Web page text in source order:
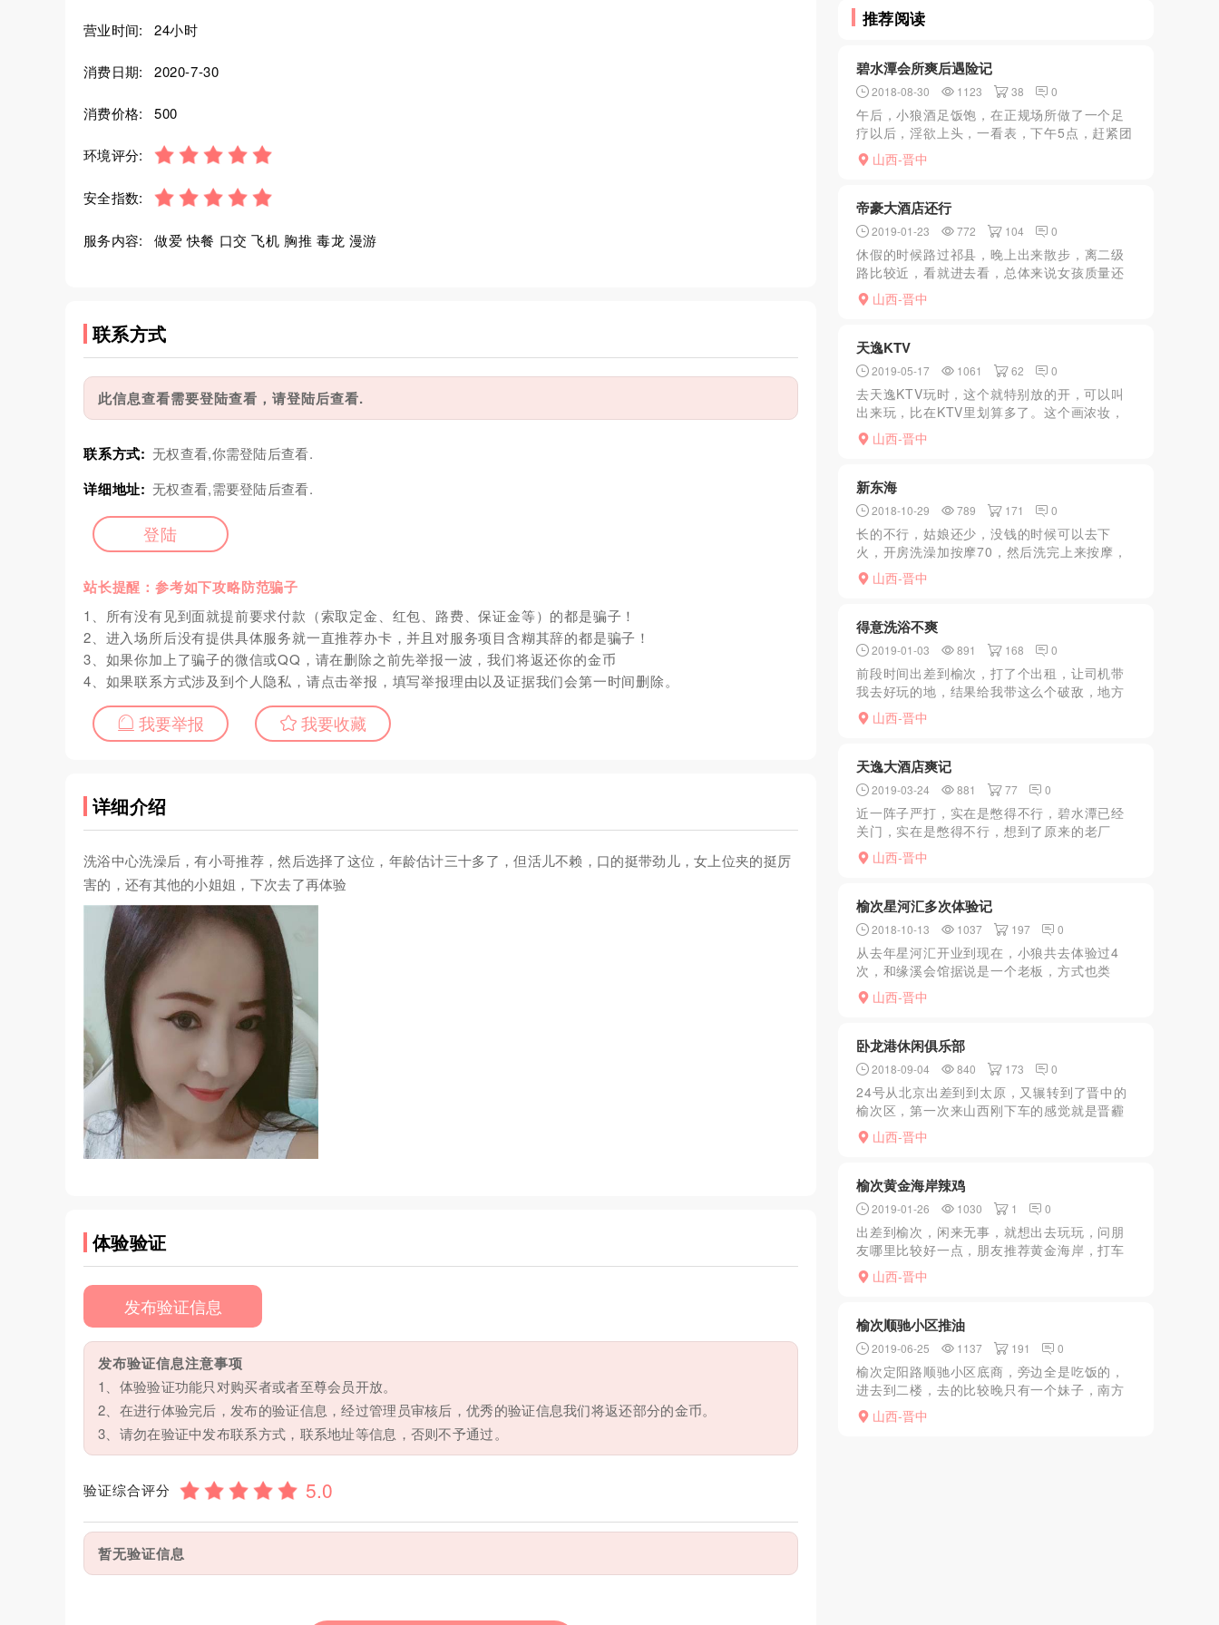
营业时间: 24小时
消费日期: 2020-7-30
消费价格: 500
环境评分:
安全指数:
服务内容: 做爱 快餐 口交 飞机 胸推 毒龙 漫游
联系方式
此信息查看需要登陆查看，请登陆后查看.
联系方式: 无权查看,你需登陆后查看.
详细地址: 无权查看,需要登陆后查看.
登陆
站长提醒：参考如下攻略防范骗子
1、所有没有见到面就提前要求付款（索取定金、红包、路费、保证金等）的都是骗子！
2、进入场所后没有提供具体服务就一直推荐办卡，并且对服务项目含糊其辞的都是骗子！
3、如果你加上了骗子的微信或QQ，请在删除之前先举报一波，我们将返还你的金币
4、如果联系方式涉及到个人隐私，请点击举报，填写举报理由以及证据我们会第一时间删除。
我要举报 我要收藏
详细介绍
洗浴中心洗澡后，有小哥推荐，然后选择了这位，年龄估计三十多了，但活儿不赖，口的挺带劲儿，女上位夹的挺厉
害的，还有其他的小姐姐，下次去了再体验
体验验证
发布验证信息
发布验证信息注意事项
1、体验验证功能只对购买者或者至尊会员开放。
2、在进行体验完后，发布的验证信息，经过管理员审核后，优秀的验证信息我们将返还部分的金币。
3、请勿在验证中发布联系方式，联系地址等信息，否则不予通过。
验证综合评分
暂无验证信息
推荐阅读
碧水潭会所爽后遇险记
2018-08-30 1123 38 0
午后，小狼酒足饭饱，在正规场所做了一个足
疗以后，淫欲上头，一看表，下午5点，赶紧团
购看看，结果一看这家碧水潭会所的套浴，根
据多年的操B经验，觉得有戏。小狼出去搞小
山西-晋中
帝豪大酒店还行
2019-01-23 772 104 0
休假的时候路过祁县，晚上出来散步，离二级
路比较近，看就进去看，总体来说女孩质量还
可以，高的地图可以找见，去了自己寻吧
山西-晋中
天逸KTV
2019-05-17 1061 62 0
去天逸KTV玩时，这个就特别放的开，可以叫
出来玩，比在KTV里划算多了。这个画浓妆，
素颜一般，但活特别好。特别照顾客人。一般
没客人就可以叫出来，比在KTV便宜多了。所
山西-晋中
新东海
2018-10-29 789 171 0
长的不行，姑娘还少，没钱的时候可以去下
火，开房洗澡加按摩70，然后洗完上来按摩，
按摩完可以问，有没有推油，就是长的老了
点，估计有35了，不过喜欢熟女的可以接受，
山西-晋中
得意洗浴不爽
2019-01-03 891 168 0
前段时间出差到榆次，打了个出租，让司机带
我去好玩的地，结果给我带这么个破敌，地方
破，设备破，XJ态度差，消费还贵，再也不去
了
山西-晋中
天逸大酒店爽记
2019-03-24 881 77 0
近一阵子严打，实在是憋得不行，碧水潭已经
关门，实在是憋得不行，想到了原来的老厂
子。本来还打算开套浴，结果去了以后一问前
台，前台说直接上楼就行，于是坐电梯上楼，
山西-晋中
榆次星河汇多次体验记
2018-10-13 1037 197 0
从去年星河汇开业到现在，小狼共去体验过4
次，和缘溪会馆据说是一个老板，方式也类
似，得办卡，最少五千，进屋后来一排姑娘让
挑，自报籍贯，第一次是个吉林姑娘，谈不上
山西-晋中
卧龙港休闲俱乐部
2018-09-04 840 173 0
24号从北京出差到到太原，又辗转到了晋中的
榆次区，第一次来山西刚下车的感觉就是晋霾
相比之京霾有过之无不及，真呛嗓子啊。在榆
次办完正事，客户安排住进了万豪，小狼习惯
山西-晋中
榆次黄金海岸辣鸡
2019-01-26 1030 1 0
出差到榆次，闲来无事，就想出去玩玩，问朋
友哪里比较好一点，朋友推荐黄金海岸，打车
前往，门面看着挺大，问前台，买了个128的套
浴，洗澡在五楼，房间在7楼，很快洗完，回房
山西-晋中
榆次顺驰小区推油
2019-06-25 1137 191 0
榆次定阳路顺驰小区底商，旁边全是吃饭的，
进去到二楼，去的比较晚只有一个妹子，南方
人，没有其他项目。先推油后按摩，推油手法
一般，就是干撸，期间可以摸胸，但是隔着衣
山西-晋中